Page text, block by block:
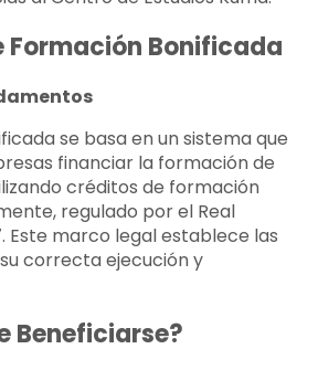
Formación Bonificada
se basa en un sistema que
financiar la formación de
créditos de formación
regulado por el Real
Este marco legal establece las
correcta ejecución y
Beneficiarse?